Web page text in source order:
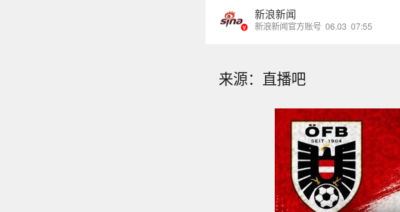
新浪新闻
新浪新闻官方账号 06.03 07:55
来源：直播吧